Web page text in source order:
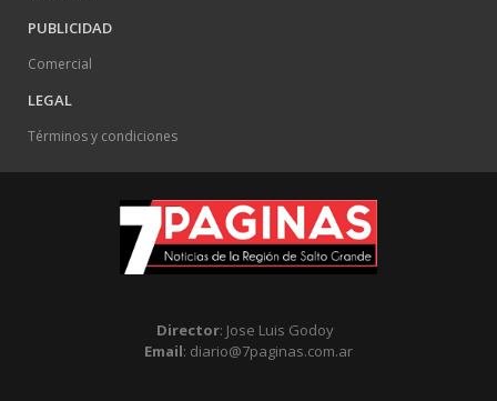
PUBLICIDAD
Comercial
LEGAL
Términos y condiciones
Director: Jose Luis Godoy
Email: diario@7paginas.com.ar